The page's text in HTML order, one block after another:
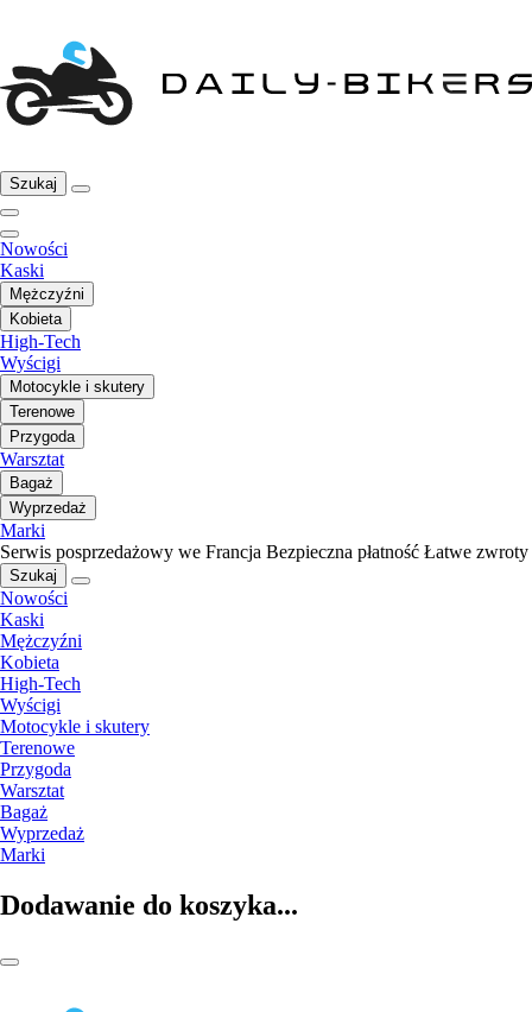
Szukaj
Nowości
Kaski
Mężczyźni
Kobieta
High-Tech
Wyścigi
Motocykle i skutery
Terenowe
Przygoda
Warsztat
Bagaż
Wyprzedaż
Marki
Serwis posprzedażowy we Francja Bezpieczna płatność Łatwe zwroty
Szukaj
Nowości
Kaski
Mężczyźni
Kobieta
High-Tech
Wyścigi
Motocykle i skutery
Terenowe
Przygoda
Warsztat
Bagaż
Wyprzedaż
Marki
Dodawanie do koszyka...